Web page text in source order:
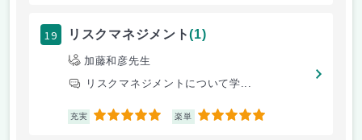
19 リスクマネジメント(1)
加藤和彦先生
リスクマネジメントについて学...
充実 5 楽単 5